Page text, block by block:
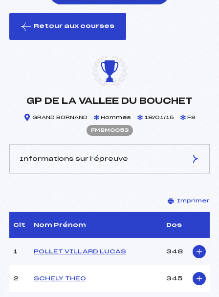
le ski
Retour aux courses
GP DE LA VALLEE DU BOUCHET
GRAND BORNAND Hommes 18/01/15 FS
FMBM0053
Informations sur l’épreuve
VITTOZ STEPHANE (MB)
D.T Adjoint :
PIQUOT SYLVAIN (MB)
Dir. Epreuve :
ROCHET JOANNY (MB)
CARACTÉRISTIQUES DE LA PISTE
LES PLANS
7.5 km
Imprimer
Clt Nom Prénom Dos
1 POLLET VILLARD LUCAS 348
2 SCHELY THEO 345